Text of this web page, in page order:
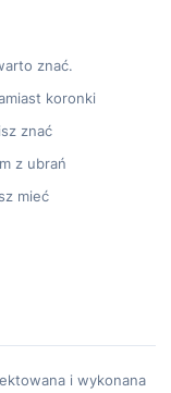
znać.
koronki
znać
z ubrań
mieć
i wykonana